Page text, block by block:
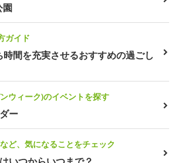
園
ガイド
間を充実させるおすすめの過ごし
ウィーク)のイベントを探す
ー
ど、気になることをチェック